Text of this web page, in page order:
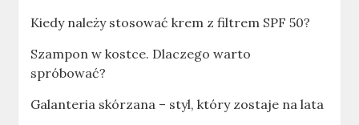
Kiedy należy stosować krem z filtrem SPF 50?
Szampon w kostce. Dlaczego warto
spróbować?
Galanteria skórzana – styl, który zostaje na lata